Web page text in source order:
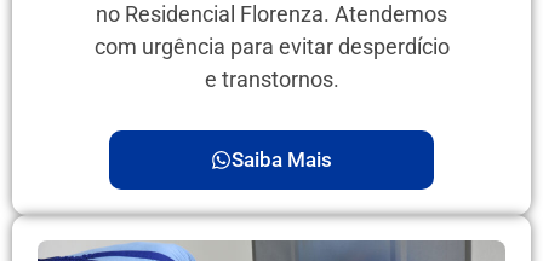
no Residencial Florenza. Atendemos
com urgência para evitar desperdício
e transtornos.
Saiba Mais